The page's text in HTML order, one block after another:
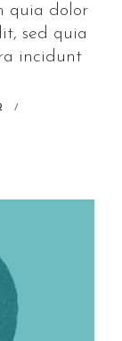
quia dolor
sed quia
incidunt